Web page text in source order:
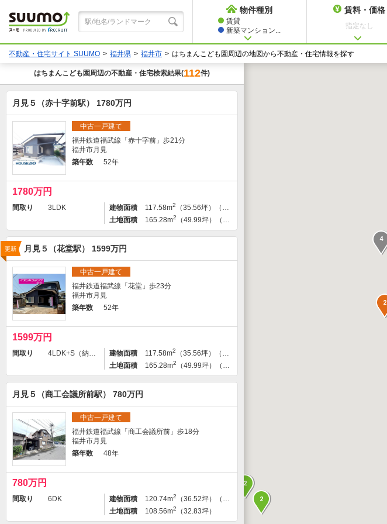
物件種別
賃貸
新築マンション...
賃料・価格
指定なし
不動産・住宅サイト SUUMO 福井県 福井市 はちまんこども園周辺の地図から不動産・住宅情報を探す
4
2
2
2
はちまんこども園周辺の不動産・住宅検索結果(112件)
月見５（赤十字前駅） 1780万円
中古一戸建て
福井鉄道福武線「赤十字前」歩21分
福井市月見
築年数
52年
1780万円
間取り 3LDK 建物面積 117.58m2
（35.56坪）（登記）
土地面積
165.28m2 （49.99坪）（登記）
更新 月見５（花堂駅） 1599万円
中古一戸建て
福井鉄道福武線「花堂」歩23分
福井市月見
築年数
52年
1599万円
間取り 4LDK+S（納戸） 建物面積 117.58m2
（35.56坪）（登記）
土地面積
165.28m2 （49.99坪）（登記）
月見５（商工会議所前駅） 780万円
中古一戸建て
福井鉄道福武線「商工会議所前」歩18分
福井市月見
築年数
48年
780万円
間取り 6DK 建物面積 120.74m2
（36.52坪）（登記）
土地面積
108.56m2 （32.83坪）